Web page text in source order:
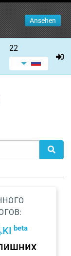
Ansehen
22
KI beta